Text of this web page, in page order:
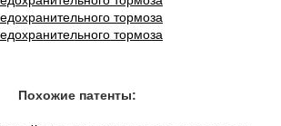
Похожие патенты: